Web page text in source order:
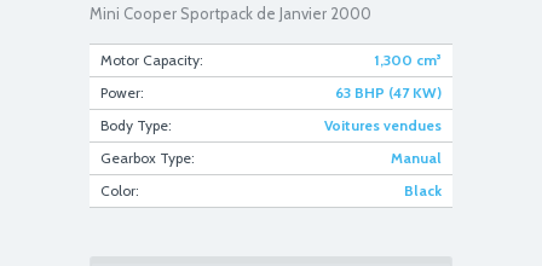
Mini Cooper Sportpack de Janvier 2000
Motor Capacity: 1,300 cm³
Power:
63 BHP (47 KW)
Body Type:
Voitures vendues
Gearbox Type:
Manual
Color:
Black